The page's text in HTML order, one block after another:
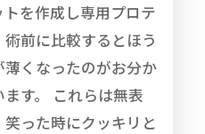
を作成し専用プロテ
前に比較するとほう
くなったのがお分か
す。 これらは無表
った時にクッキリと